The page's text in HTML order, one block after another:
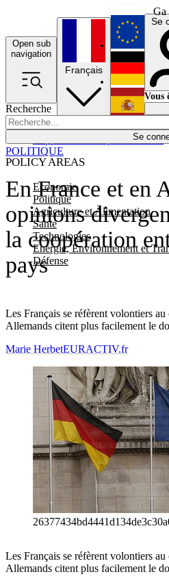
Ga
Open sub
navigation
Recherche
Se
POLICY AREAS
Economie
Politique
Agriculture et Alimentation
Santé
Technologies
Energie, Environnement et
Défense
Économie
Français
Se
Vous
En France et en
opinions
la coopération
pays
Les Français se réfèrent volontiers
Allemands citent plus facilement le
POLITIQUE
Marie HerbetEURACTIV.fr
Les Français se réfèrent volontiers
Allemands citent plus facilement le